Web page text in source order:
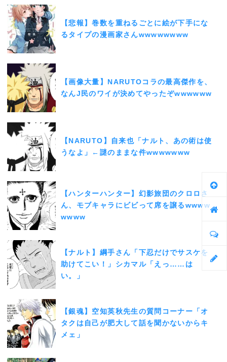
【悲報】巻数を重ねるごとに絵が下手にな
るタイプの漫画家さんwwwwwwww
【画像大量】NARUTOコラの最高傑作を、
なんJ民のワイが決めてやったぞwwwwww
【NARUTO】自来也「ナルト、あの術は使
うなよ」←謎のままな件wwwwwww
【ハンターハンター】幻影旅団のクロロさ
ん、モブキャラにビビって席を譲るwwww
wwww
【ナルト】綱手さん「下忍だけでサスケを
助けてこい！」シカマル「えっ……は
い。」
【銀魂】空知英秋先生の質問コーナー「オ
タクは自己が肥大して話を聞かないからキ
メェ」